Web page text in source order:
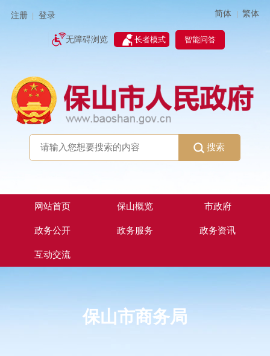
注册 登录 简体 | 繁体
无障碍浏览 长者模式 智能问答
搜索
网站首页 保山概览 市政府
政务公开 政务服务 政务资讯
互动交流
保山市商务局